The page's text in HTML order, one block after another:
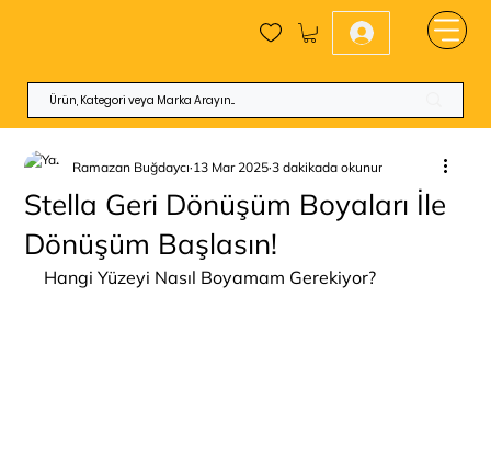
Stella Geri Dönüşüm Boyaları İle
Dönüşüm Başlasın!
Ramazan Buğdaycı 13 Mar 2025 3 dakikada okunur
Hangi Yüzeyi Nasıl Boyamam Gerekiyor?